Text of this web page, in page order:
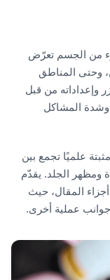
من الجسم تعرّض
وحتى المناطق
وإعداداته من قبل
وشدة المشاكل
علميًا تجمع بين
ومظهر الجلد. يقدّم
المقال، حيث
عملية أخرى.